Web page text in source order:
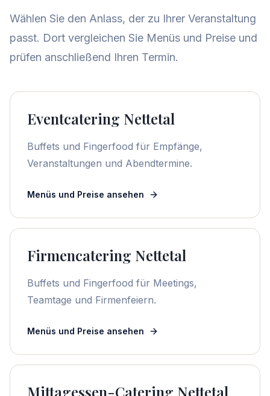
Wählen Sie den Anlass, der zu Ihrer Veranstaltung
passt. Dort vergleichen Sie Menüs und Preise und
prüfen anschließend Ihren Termin.
Eventcatering Nettetal
Buffets und Fingerfood für Empfänge,
Veranstaltungen und Abendtermine.
Menüs und Preise ansehen
Firmencatering Nettetal
Buffets und Fingerfood für Meetings,
Teamtage und Firmenfeiern.
Menüs und Preise ansehen
Mittagessen-Catering Nettetal